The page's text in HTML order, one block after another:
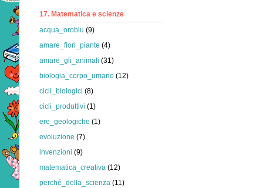
17. Matematica e scienze
acqua_oroblu (9)
amare_fiori_piante (4)
amare_gli_animali (31)
biologia_corpo_umano (12)
cicli_biologici (8)
cicli_produttivi (1)
ere_geologiche (1)
evoluzione (7)
invenzioni (9)
matematica_creativa (12)
perché_della_scienza (11)